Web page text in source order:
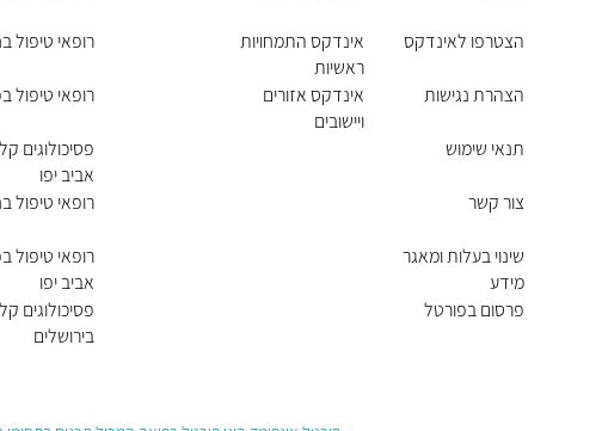
הצטרפו לאינדקס
הצהרת נגישות
תנאי שימוש
צור קשר
שינוי בעלות ומאגר
מידע
פרסום בפורטל
אינדקס התמחויות
ראשיות
אינדקס אזורים
ויישובים
רופאי טיפול
רופאי טיפול
פסיכולוגים
אביב יפו
רופאי טיפול
רופאי
אביב יפו
פסיכולוגים
בירושלים